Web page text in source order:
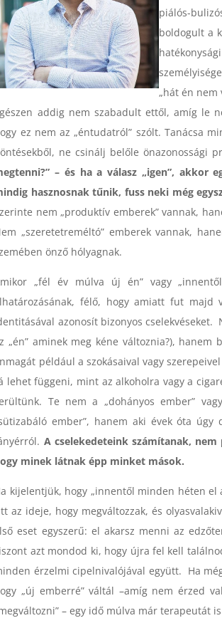
piálós-
boldogult a
„hát én nem
addig nem szabadult ettől, amíg le
ez nem az „éntudatról” szólt. Tanácsa
ne csinálj belőle önazonossági
– és ha a válasz „igen”, akkor
hasznosnak tűnik, fuss neki még
nem „produktív emberek” vannak,
„szeretetreméltó” emberek vannak,
önző hólyagnak.
„fél év múlva új én” vagy
félő, hogy amiatt fut majd
azonosít bizonyos
„én” aminek meg kéne változnia?),
például a szokásaival vagy
lehet függeni, mint az alkoholra vagy a
Te nem a „dohányos ember”
ember”, hanem aki évek óta
A cselekedeteink számítanak,
minek látnak épp minket mások.
kijelentjük, hogy „innentől minden héten el
az ideje, hogy megváltozzak, és
eset egyszerű: el akarsz menni az
azt mondod ki, hogy újra fel kell
érzelmi cipelnivalójával együtt. Ha
„új emberré” váltál –amíg nem érzed
– egy idő múlva már terapeutát